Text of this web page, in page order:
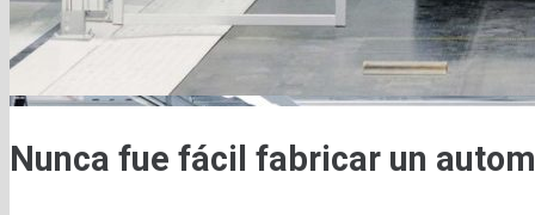
Nunca fue fácil fabricar un